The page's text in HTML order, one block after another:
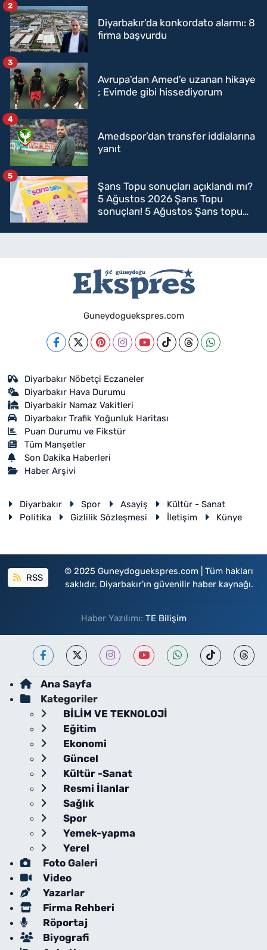
Diyarbakır'da konkordato alarmı: 8
firma başvurdu
2
Avrupa'dan Amed'e uzanan hikaye
; Evimde gibi hissediyorum
3
Amedspor’dan transfer iddialarına
yanıt
4
Şans Topu sonuçları açıklandı mı?
5 Ağustos 2026 Şans Topu
sonuçları! 5 Ağustos Şans topu
5
Guneydoguekspres.com
Diyarbakır Nöbetçi Eczaneler
Diyarbakır Hava Durumu
Diyarbakir Namaz Vakitleri
Diyarbakır Trafik Yoğunluk Haritası
Puan Durumu ve Fikstür
Tüm Manşetler
Son Dakika Haberleri
Haber Arşivi
Diyarbakır Spor Asayiş
Kültür - Sanat
Politika
Gizlilik Sözleşmesi İletişim Künye
RSS
© 2025 Guneydoguekspres.com | Tüm hakları
saklıdır. Diyarbakır'ın güvenilir haber kaynağı.
Haber Yazılımı: TE Bilişim
Ana Sayfa
Kategoriler
BİLİM VE TEKNOLOJİ
Eğitim
Ekonomi
Güncel
Kültür -Sanat
Resmi İlanlar
Sağlık
Spor
Yemek-yapma
Yerel
Foto Galeri
Video
Yazarlar
Firma Rehberi
Röportaj
Biyografi